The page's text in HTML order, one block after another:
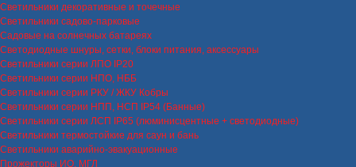
Светильники декоративные и точечные
Светильники садово-парковые
Садовые на солнечных батареях
Светодиодные шнуры, сетки, блоки питания, аксессуары
Светильники серии ЛПО IP20
Светильники серии НПО, НББ
Светильники серии РКУ / ЖКУ Кобры
Светильники серии НПП, НСП IP54 (Банные)
Светильники серии ЛСП IP65 (люминисцентные + светодиодные)
Светильники термостойкие для саун и бань
Светильники аварийно-эвакуационные
Прожекторы ИО, МГЛ